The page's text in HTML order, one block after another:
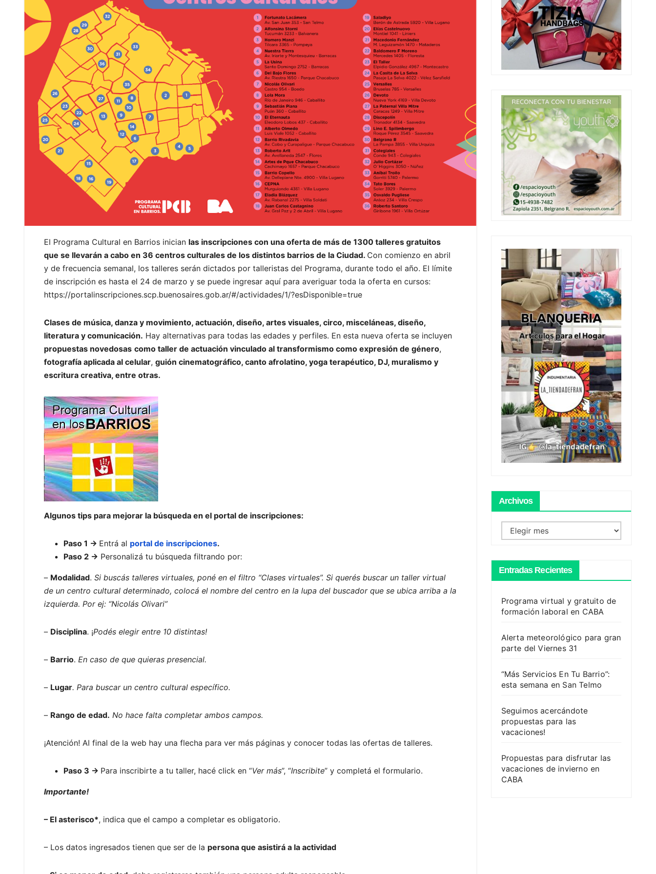
El Programa Cultural en Barrios inician las inscripciones con una oferta de más de 1300 talleres gratuitos
que se llevarán a cabo en 36 centros culturales de los distintos barrios de la Ciudad. Con comienzo en abril
y de frecuencia semanal, los talleres serán dictados por talleristas del Programa, durante todo el año. El límite
de inscripción es hasta el 24 de marzo y se puede ingresar aquí para averiguar toda la oferta en cursos:
https://portalinscripciones.scp.buenosaires.gob.ar/#/actividades/1/?esDisponible=true
Clases de música, danza y movimiento, actuación, diseño, artes visuales, circo, misceláneas, diseño,
literatura y comunicación. Hay alternativas para todas las edades y perfiles. En esta nueva oferta se incluyen
propuestas novedosas como taller de actuación vinculado al transformismo como expresión de género,
fotografía aplicada al celular, guión cinematográfico, canto afrolatino, yoga terapéutico, DJ, muralismo y
escritura creativa, entre otras.
Algunos tips para mejorar la búsqueda en el portal de inscripciones:
Paso 1 -> Entrá al portal de inscripciones.
Paso 2 -> Personalizá tu búsqueda filtrando por:
– Modalidad. Si buscás talleres virtuales, poné en el filtro “Clases virtuales”. Si querés buscar un taller virtual
de un centro cultural determinado, colocá el nombre del centro en la lupa del buscador que se ubica arriba a la
izquierda. Por ej: “Nicolás Olivari”
– Disciplina. ¡Podés elegir entre 10 distintas!
– Barrio. En caso de que quieras presencial.
– Lugar. Para buscar un centro cultural específico.
– Rango de edad. No hace falta completar ambos campos.
¡Atención! Al final de la web hay una flecha para ver más páginas y conocer todas las ofertas de talleres.
Paso 3 -> Para inscribirte a tu taller, hacé click en “Ver más”, “Inscribite” y completá el formulario.
Importante!
– El asterisco*, indica que el campo a completar es obligatorio.
– Los datos ingresados tienen que ser de la persona que asistirá a la actividad
Archivos
Archivos
Entradas Recientes
Programa virtual y gratuito de
formación laboral en CABA
Alerta meteorológico para gran
parte del Viernes 31
“Más Servicios En Tu Barrio”:
esta semana en San Telmo
Seguimos acercándote
propuestas para las
vacaciones!
Propuestas para disfrutar las
vacaciones de invierno en
CABA